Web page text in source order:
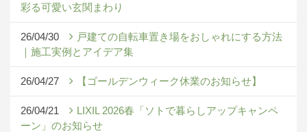
彩る可愛い玄関まわり
26/04/30
戸建ての自転車置き場をおしゃれにする方法
｜施工実例とアイデア集
26/04/27 【ゴールデンウィーク休業のお知らせ】
26/04/21
LIXIL 2026春「ソトで暮らしアップキャンペ
ーン」のお知らせ